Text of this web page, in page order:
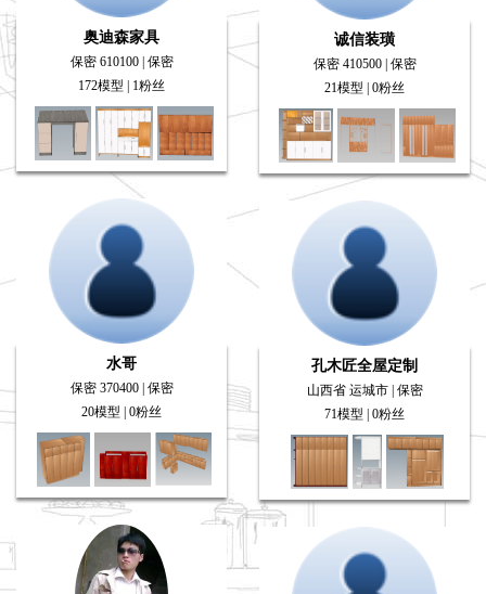
奥迪森家具
保密 610100 | 保密
172模型 | 1粉丝
诚信装璜
保密 410500 | 保密
21模型 | 0粉丝
水哥
保密 370400 | 保密
20模型 | 0粉丝
孔木匠全屋定制
山西省 运城市 | 保密
71模型 | 0粉丝